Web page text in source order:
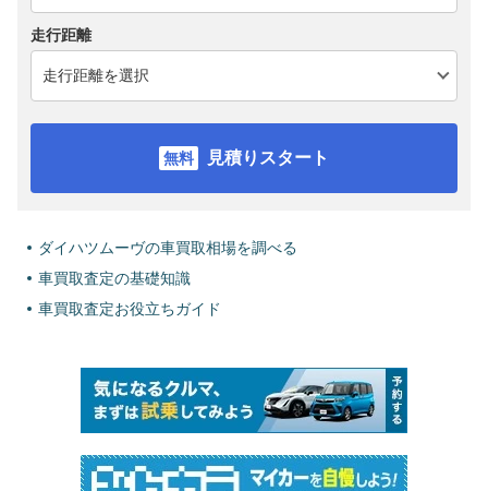
走行距離
見積りスタート
ダイハツムーヴの車買取相場を調べる
車買取査定の基礎知識
車買取査定お役立ちガイド